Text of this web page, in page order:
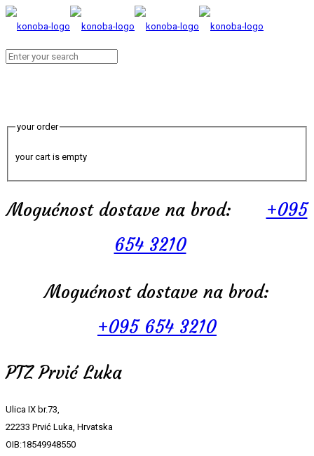
your order
your cart is empty
Mogućnost dostave na brod:
+095
654 3210
Mogućnost dostave na brod:
+095 654 3210
PTZ Prvić Luka
Ulica IX br.73,
22233 Prvić Luka, Hrvatska
OIB:18549948550